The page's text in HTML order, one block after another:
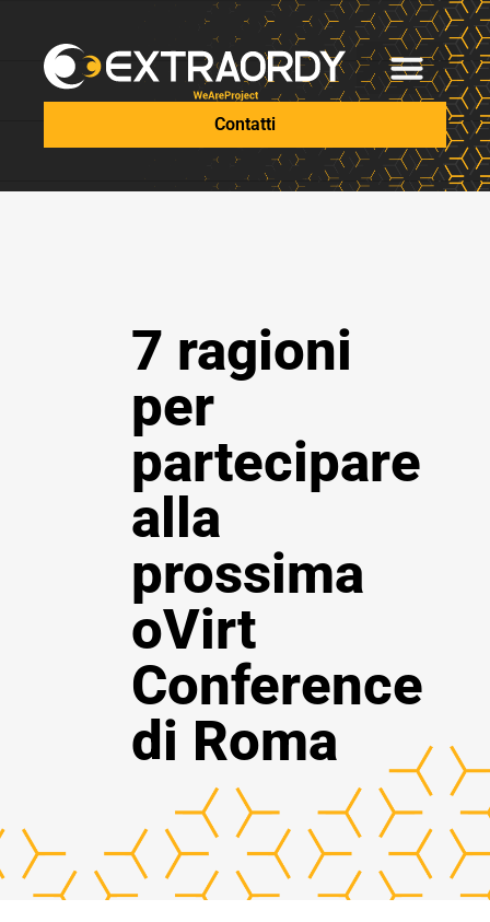
Contatti
7 ragioni
per
partecipare
alla
prossima
oVirt
Conference
di Roma